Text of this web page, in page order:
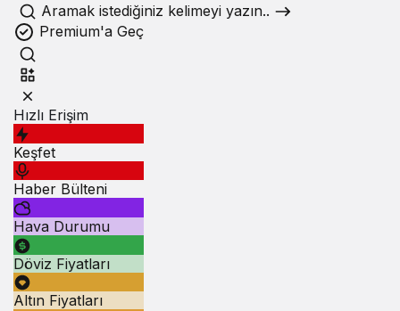
Aramak istediğiniz kelimeyi yazın..
Premium'a Geç
Hızlı Erişim
Keşfet
Haber Bülteni
Hava Durumu
Döviz Fiyatları
Altın Fiyatları